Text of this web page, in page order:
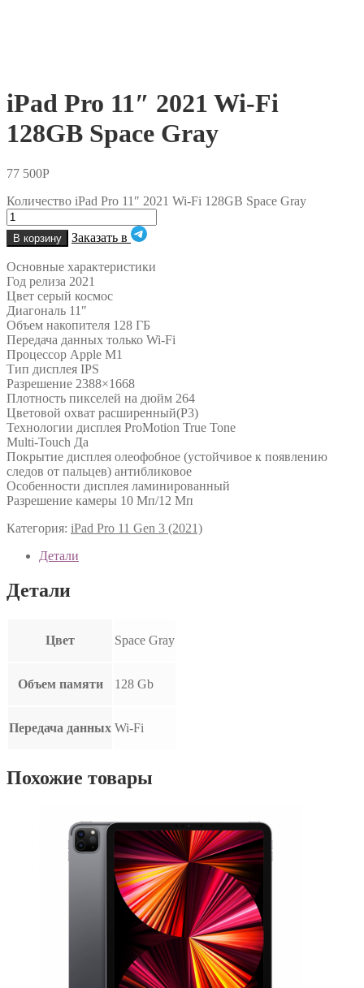
iPad Pro 11″ 2021 Wi-Fi
128GB Space Gray
77 500Р
Количество iPad Pro 11″ 2021 Wi-Fi 128GB Space Gray
В корзину Заказать в
Основные характеристики
Год релиза 2021
Цвет серый космос
Диагональ 11″
Объем накопителя 128 ГБ
Передача данных только Wi-Fi
Процессор Apple M1
Тип дисплея IPS
Разрешение 2388×1668
Плотность пикселей на дюйм 264
Цветовой охват расширенный(P3)
Технологии дисплея ProMotion True Tone
Multi-Touch Да
Покрытие дисплея олеофобное (устойчивое к появлению
следов от пальцев) антибликовое
Особенности дисплея ламинированный
Разрешение камеры 10 Мп/12 Мп
Категория: iPad Pro 11 Gen 3 (2021)
Детали
Детали
Цвет Space Gray
Объем памяти 128 Gb
Передача данных Wi-Fi
Похожие товары